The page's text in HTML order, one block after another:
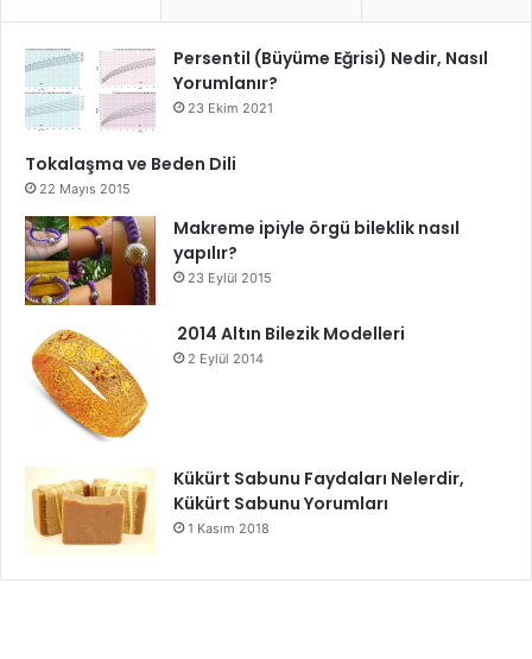
Persentil (Büyüme Eğrisi) Nedir, Nasıl
Yorumlanır?
23 Ekim 2021
Tokalaşma ve Beden Dili
22 Mayıs 2015
Makreme ipiyle örgü bileklik nasıl
yapılır?
23 Eylül 2015
2014 Altın Bilezik Modelleri
2 Eylül 2014
Kükürt Sabunu Faydaları Nelerdir,
Kükürt Sabunu Yorumları
1 Kasım 2018